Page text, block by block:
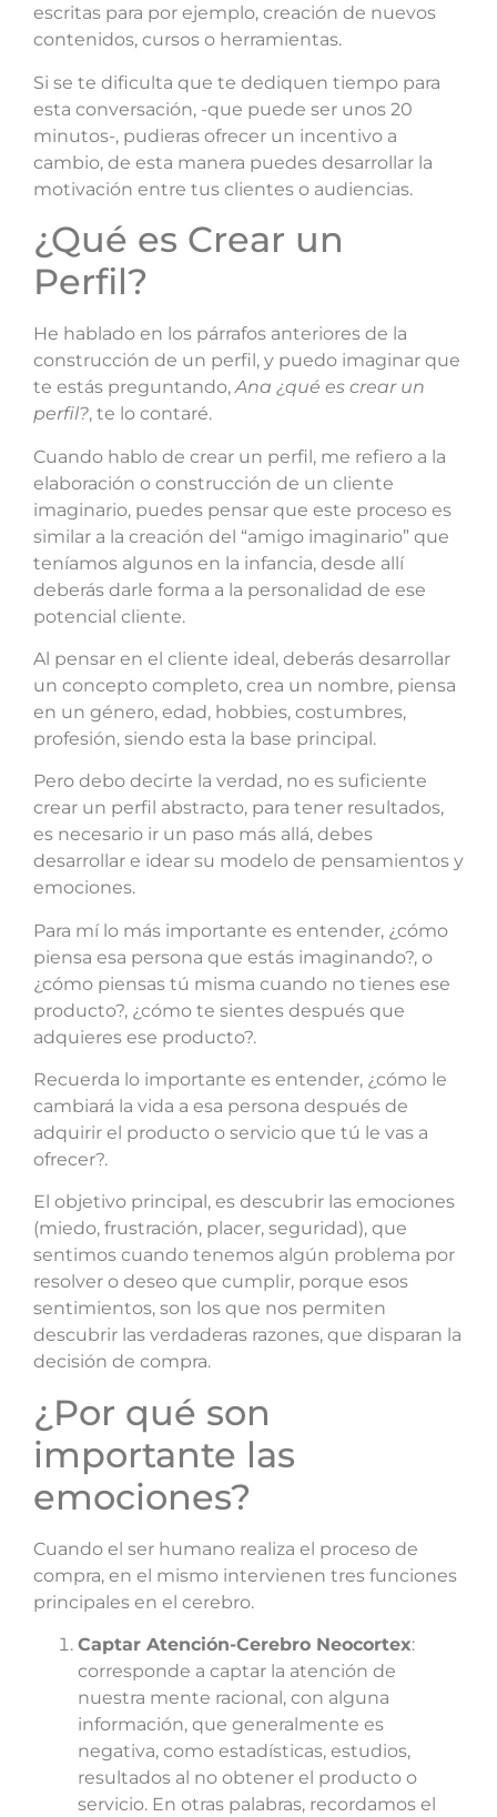
escritas para por ejemplo, creación de nuevos
contenidos, cursos o herramientas.
Si se te dificulta que te dediquen tiempo para
esta conversación, -que puede ser unos 20
minutos-, pudieras ofrecer un incentivo a
cambio, de esta manera puedes desarrollar la
motivación entre tus clientes o audiencias.
¿Qué es Crear un
Perfil?
He hablado en los párrafos anteriores de la
construcción de un perfil, y puedo imaginar que
te estás preguntando,Ana ¿qué es crear un
perfil?, te lo contaré.
Cuando hablo de crear un perfil, me refiero a la
elaboración o construcción de un cliente
imaginario, puedes pensar que este proceso es
similar a la creación del “amigo imaginario” que
teníamos algunos en la infancia, desde allí
deberás darle forma a la personalidad de ese
potencial cliente.
Al pensar en el cliente ideal, deberás desarrollar
un concepto completo, crea un nombre, piensa
en un género, edad, hobbies, costumbres,
profesión, siendo esta la base principal.
Pero debo decirte la verdad, no es suficiente
crear un perfil abstracto, para tener resultados,
es necesario ir un paso más allá, debes
desarrollar e idear su modelo de pensamientos y
emociones.
Para mí lo más importante es entender, ¿cómo
piensa esa persona que estás imaginando?, o
¿cómo piensas tú misma cuando no tienes ese
producto?, ¿cómo te sientes después que
adquieres ese producto?.
Recuerda lo importante es entender, ¿cómo le
cambiará la vida a esa persona después de
adquirir el producto o servicio que tú le vas a
ofrecer?.
El objetivo principal, es descubrir las emociones
(miedo, frustración, placer, seguridad), que
sentimos cuando tenemos algún problema por
resolver o deseo que cumplir, porque esos
sentimientos, son los que nos permiten
descubrir las verdaderas razones, que disparan la
decisión de compra.
¿Por qué son
importante las
emociones?
Cuando el ser humano realiza el proceso de
compra, en el mismo intervienen tres funciones
principales en el cerebro.
Captar Atención-Cerebro Neocortex:
corresponde a captar la atención de
nuestra mente racional, con alguna
información, que generalmente es
negativa, como estadísticas, estudios,
resultados al no obtener el producto o
servicio. En otras palabras, recordamos el